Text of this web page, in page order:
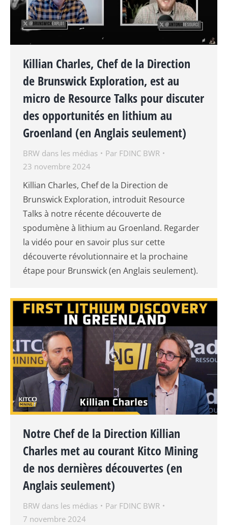
Killian Charles, Chef de la Direction
de Brunswick Exploration, est au
micro de Resource Talks pour discuter
des opportunités en lithium au
Groenland (en Anglais seulement)
BRW dans les médias Par FDINC BWR
23 novembre 2024
Killian Charles, Chef de la Direction de
Brunswick Exploration, introduit Resource
Talks à notre récente découverte de
spodumène à lithium au Groenland. Regarder
la vidéo pour en savoir plus sur cette
découverte révolutionnaire et la prochaine
étape pour Brunswick (en Anglais seulement).
Notre Chef de la Direction Killian
Charles met au courant Kitco Mining
de nos dernières découvertes (en
Anglais seulement)
BRW dans les médias Par FDINC BWR
7 novembre 2024